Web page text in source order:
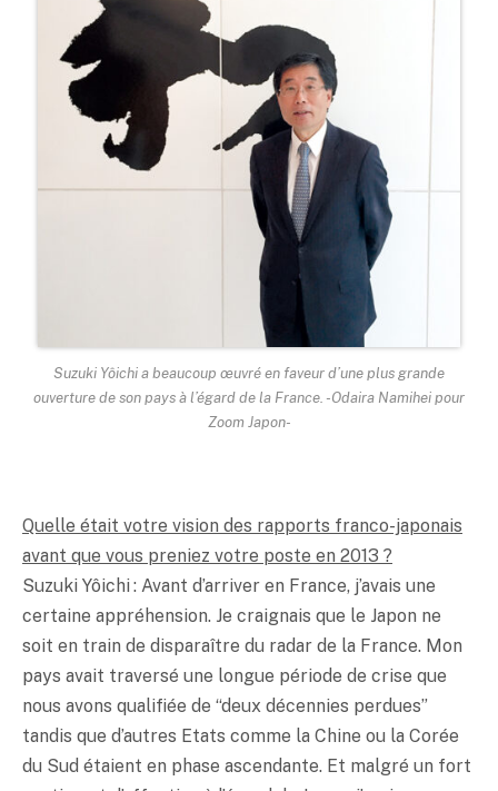
Suzuki Yôichi a beaucoup œuvré en faveur d’une plus grande
ouverture de son pays à l’égard de la France. -Odaira Namihei pour
Zoom Japon-
Quelle était votre vision des rapports franco-japonais
avant que vous preniez votre poste en 2013 ?
Suzuki Yôichi : Avant d’arriver en France, j’avais une
certaine appréhension. Je craignais que le Japon ne
soit en train de disparaître du radar de la France. Mon
pays avait traversé une longue période de crise que
nous avons qualifiée de “deux décennies perdues”
tandis que d’autres Etats comme la Chine ou la Corée
du Sud étaient en phase ascendante. Et malgré un fort